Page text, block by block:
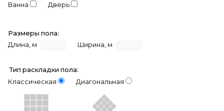
Ванна Дверь
Размеры пола:
Длина, м
Ширина, м
Тип раскладки пола:
Классическая
Диагональная